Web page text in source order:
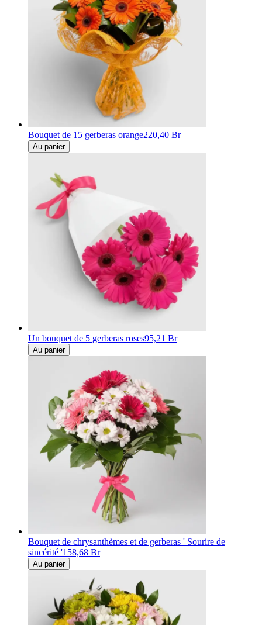
Bouquet de 15 gerberas orange220,40 Br
Au panier
Un bouquet de 5 gerberas roses95,21 Br
Au panier
Bouquet de chrysanthèmes et de gerberas ' Sourire de
sincérité '158,68 Br
Au panier